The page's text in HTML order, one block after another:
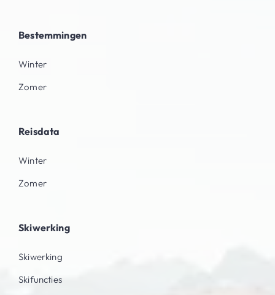
Bestemmingen
Winter
Zomer
Reisdata
Winter
Zomer
Skiwerking
Skiwerking
Skifuncties